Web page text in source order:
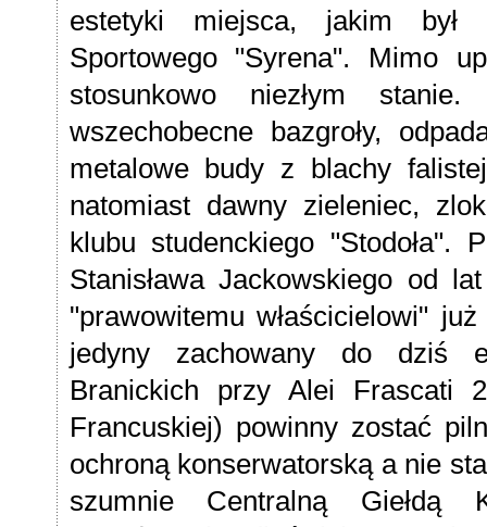
estetyki miejsca, jakim był
Sportowego "Syrena". Mimo
stosunkowo niezłym
wszechobecne bazgroły,
metalowe budy z blachy
natomiast dawny zieleniec,
klubu studenckiego "Stodoła".
Stanisława Jackowskiego od
"prawowitemu właścicielowi"
jedyny zachowany do dziś
Branickich przy Alei Frascati
Francuskiej) powinny zostać
ochroną konserwatorską a nie
szumnie Centralną Giełdą